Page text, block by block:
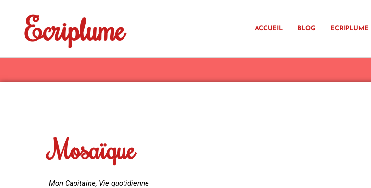
contenuEcriplume ACCUEIL BLOG ECRIPLUME
Mosaïque
Mon Capitaine, Vie quotidienne